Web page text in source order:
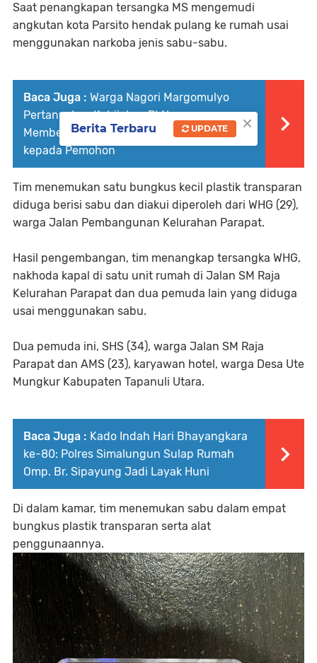
Saat penangkapan tersangka MS mengemudi
angkutan kota Parsito hendak pulang ke rumah usai
menggunakan narkoba jenis sabu-sabu.
Baca Juga : Warga Nagori Margomulyo
Pertanyakan Kebijakan PLN yang
Membebankan Biaya Relokasi Tiang Listrik
kepada Pemohon
Tim menemukan satu bungkus kecil plastik transparan
diduga berisi sabu dan diakui diperoleh dari WHG (29),
warga Jalan Pembangunan Kelurahan Parapat.
Hasil pengembangan, tim menangkap tersangka WHG,
nakhoda kapal di satu unit rumah di Jalan SM Raja
Kelurahan Parapat dan dua pemuda lain yang diduga
usai menggunakan sabu.
Dua pemuda ini, SHS (34), warga Jalan SM Raja
Parapat dan AMS (23), karyawan hotel, warga Desa Ute
Mungkur Kabupaten Tapanuli Utara.
Baca Juga : Kado Indah Hari Bhayangkara
ke-80: Polres Simalungun Sulap Rumah
Omp. Br. Sipayung Jadi Layak Huni
Di dalam kamar, tim menemukan sabu dalam empat
bungkus plastik transparan serta alat
penggunaannya.
×
Berita Terbaru UPDATE